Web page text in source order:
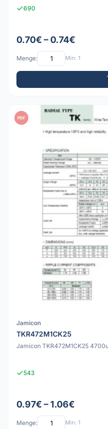
690
0.70€ – 0.74€
Menge: Min: 1
PDF
Jamicon
TKR472M1CK25
Jamicon TKR472M1CK25
543
0.97€ – 1.06€
Menge: Min: 1